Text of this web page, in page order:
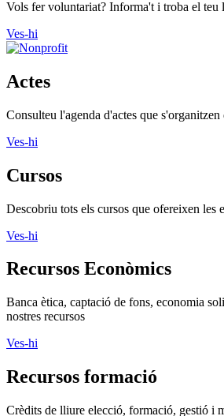
Vols fer voluntariat? Informa't i troba el teu
Ves-hi
Actes
Consulteu l'agenda d'actes que s'organitzen
Ves-hi
Cursos
Descobriu tots els cursos que ofereixen les
Ves-hi
Recursos Econòmics
Banca ètica, captació de fons, economia
nostres recursos
Ves-hi
Recursos formació
Crèdits de lliure elecció, formació, gestió i